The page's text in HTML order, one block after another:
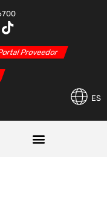
Proveedor
ES